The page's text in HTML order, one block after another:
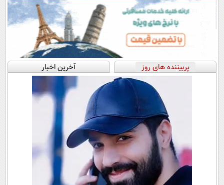
پربیننده های روز آخرین اخبار